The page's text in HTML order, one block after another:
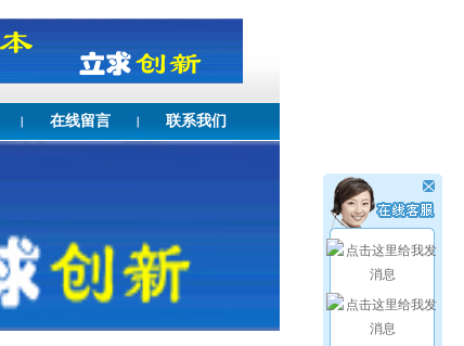
在线留言 联系我们